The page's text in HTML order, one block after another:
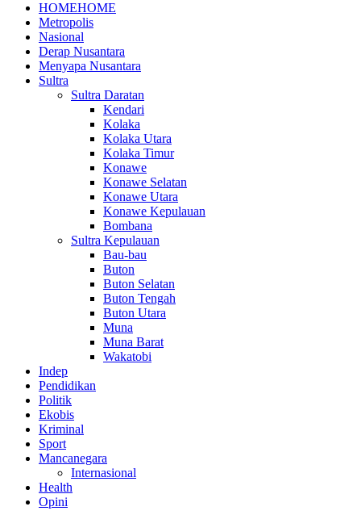
HOMEHOME
Metropolis
Nasional
Derap Nusantara
Menyapa Nusantara
Sultra
Sultra Daratan
Kendari
Kolaka
Kolaka Utara
Kolaka Timur
Konawe
Konawe Selatan
Konawe Utara
Konawe Kepulauan
Bombana
Sultra Kepulauan
Bau-bau
Buton
Buton Selatan
Buton Tengah
Buton Utara
Muna
Muna Barat
Wakatobi
Indep
Pendidikan
Politik
Ekobis
Kriminal
Sport
Mancanegara
Internasional
Health
Opini